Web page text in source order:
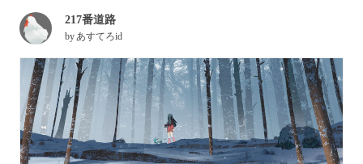
217番道路
by あすてろid